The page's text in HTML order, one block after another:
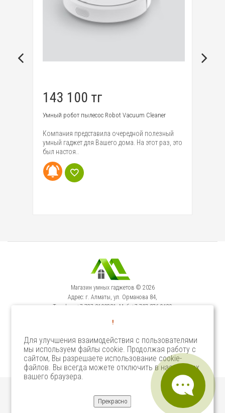
143 100 тг
Умный робот пылесос Robot Vacuum Cleaner
Компания представила очередной полезный
умный гаджет для Вашего дома. На этот раз, это
был настоя..
Магазин умных гаджетов © 2026
Адрес: г. Алматы, ул. Орманова 84,
Телефон: +7-727-3100231, Моб: +7-707-376-9129
Сервисный Центр: г. Алматы, ул. Орманова 84.
Select Language ▼
!
Для улучшения взаимодействия с пользователями
мы используем файлы cookie. Продолжая работу с
сайтом, Вы разрешаете использование cookie-
файлов. Вы всегда можете отключить в настройках
вашего браузера.
Прекрасно